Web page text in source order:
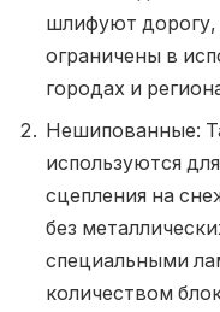
шлифуют дорогу,
ограничены в
городах и
Нешипованные:
используются
сцепления на
без
специальными
количеством